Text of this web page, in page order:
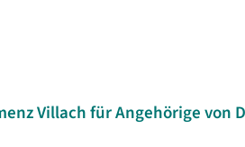
Villach für Angehörige von